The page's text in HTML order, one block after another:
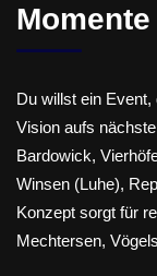
Du willst ein
Vision aufs
Bardowick,
Winsen (Luhe),
Konzept sorgt für
Mechtersen,